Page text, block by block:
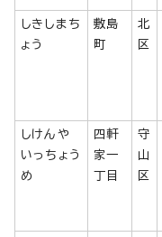
しきしまち
ょう
敷島
町
北
区
しけんや
いっちょう
め
四軒
家一
丁目
守
山
区